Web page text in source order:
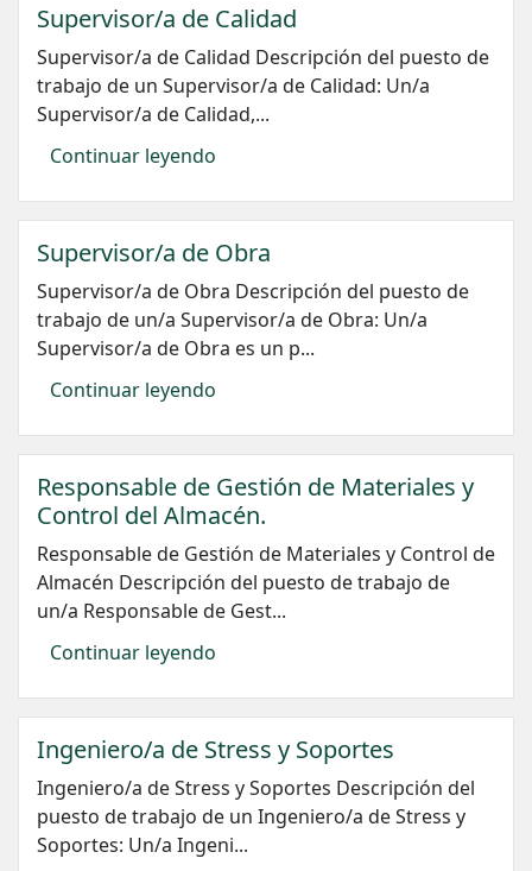
Supervisor/a de Calidad
Supervisor/a de Calidad Descripción del puesto de
trabajo de un Supervisor/a de Calidad: Un/a
Supervisor/a de Calidad,...
Continuar leyendo
Supervisor/a de Obra
Supervisor/a de Obra Descripción del puesto de
trabajo de un/a Supervisor/a de Obra: Un/a
Supervisor/a de Obra es un p...
Continuar leyendo
Responsable de Gestión de Materiales y
Control del Almacén.
Responsable de Gestión de Materiales y Control de
Almacén Descripción del puesto de trabajo de
un/a Responsable de Gest...
Continuar leyendo
Ingeniero/a de Stress y Soportes
Ingeniero/a de Stress y Soportes Descripción del
puesto de trabajo de un Ingeniero/a de Stress y
Soportes: Un/a Ingeni...